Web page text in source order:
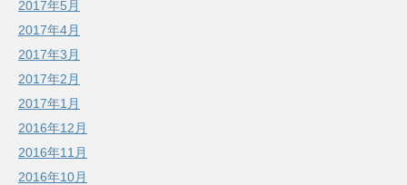
2017年5月
2017年4月
2017年3月
2017年2月
2017年1月
2016年12月
2016年11月
2016年10月